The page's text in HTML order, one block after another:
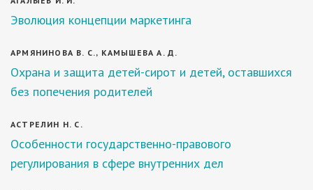
Эволюция концепции маркетинга
АРМЯНИНОВА В. С., КАМЫШЕВА А. Д.
Охрана и защита детей-сирот и детей, оставшихся
без попечения родителей
АСТРЕЛИН Н. С.
Особенности государственно-правового
регулирования в сфере внутренних дел